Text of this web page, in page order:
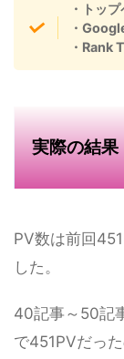
・トッ
・
・Rank
実際の結果
PV数は前回
した。
40記事～50記
で451PVだっ